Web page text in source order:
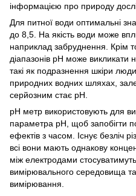
інформацією про природу
Для питної води оптимальні
до 8,5. На якість води може
наприклад забруднення. Крім
діапазонів рН може викликати
такі як подразнення шкіри
природних водних шляхах,
серйозним стає рН.
рН метр використовують для
параметра рН, щоб запобігти
ефектів з часом. Існує безліч
всі вони мають однакову
між електродами
вимірювального середовища та
вимірювання.